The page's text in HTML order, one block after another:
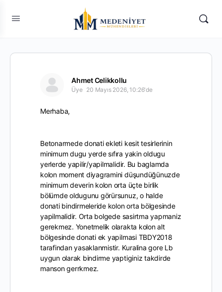
Ahmet Celikkollu
Üye 20 Mayıs 2026, 10:26'de
Merhaba,
Betonarmede donati ekleti kesit tesirlerinin
minimum dugu yerde sıfıra yakin oldugu
yerlerde yapilir/yapilmalidir. Bu baglamda
kolon moment diyagramini düşundüğünuzde
minimum deverin kolon orta üçte birlik
bölümde oldugunu görürsunuz, o halde
donati bindirmeleride kolon orta bölgesinde
yapilmalidir. Orta bolgede sasirtma yapmaniz
gerekmez. Yonetmelik olarakta kolon alt
bölgesinde donati ek yapilmasi TBDY2018
tarafindan yasaklanmistir. Kuralina gore Lb
uygun olarak bindirme yaptiginiz takdirde
manson gerrkmez.